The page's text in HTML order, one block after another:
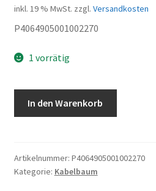
inkl. 19 % MwSt. zzgl. Versandkosten
P4064905001002270
1 vorrätig
In den Warenkorb
Artikelnummer: P4064905001002270
Kategorie: Kabelbaum